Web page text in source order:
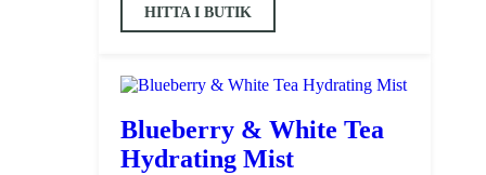
HITTA I BUTIK
Blueberry & White Tea
Hydrating Mist